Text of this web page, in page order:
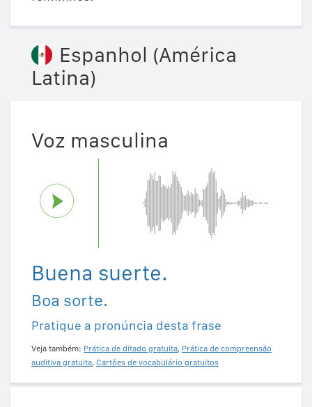
Espanhol (América
Latina)
Voz masculina
Buena suerte.
Boa sorte.
Pratique a pronúncia desta frase
Veja também: Prática de ditado gratuita, Prática de compreensão
auditiva gratuita, Cartões de vocabulário gratuitos